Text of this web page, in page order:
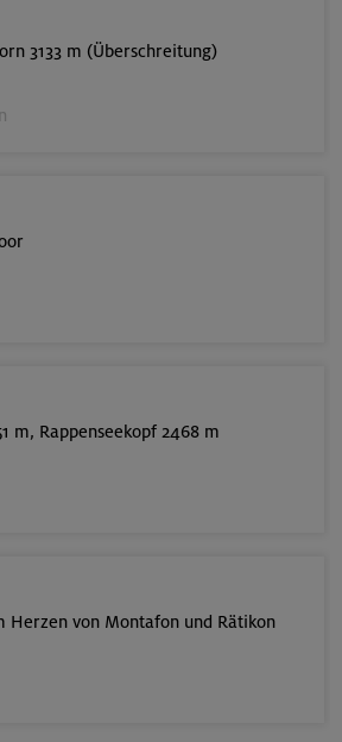
3133 m (Überschreitung)
m, Rappenseekopf 2468 m
Herzen von Montafon und Rätikon